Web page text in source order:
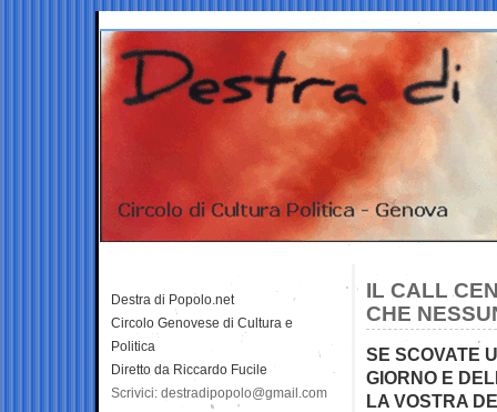
IL CALL
CHE
SE SCOVATE
GIORNO E
LA VOSTRA
Destra di Popolo.net
Circolo Genovese di Cultura e
Politica
Diretto da Riccardo Fucile
Scrivici: destradipopolo@gmail.com